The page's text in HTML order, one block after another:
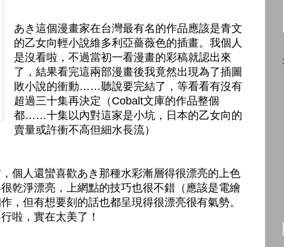
あき這個漫畫家在台灣最有名的作品應該是青文
的乙女向輕小說維多利亞薔薇色的插畫。我個人
是沒看啦，不過當初一看漫畫的彩稿就認出來
了，結果看完這兩部漫畫後我竟然出現為了插圖
敗小說的衝動……聽說要完結了，等看看有沒有
超過三十集再決定（Cobalt文庫的作品整個
都……十集以內對這家是小坑，日本的乙女向的
賣量或許衝不高但細水長流）
個人還蠻喜歡あき那種水彩漸層得很漂亮的上色
乾淨漂亮，上網點的技巧也很不錯（應該是電繪
，但有想要刻的話也都呈現得很漂亮很有氣勢。
啦，實在太美了！